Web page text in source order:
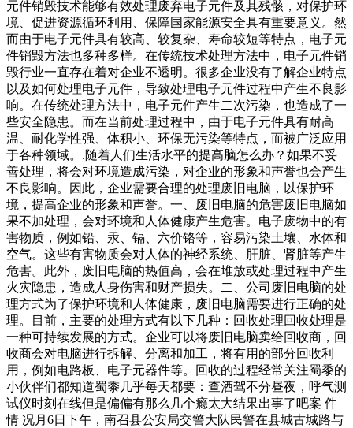
元件销毁技术能够有效处理废弃电子元件及其残骸，对保护环
境、促进资源循环利用、保障国家能源安全具有重要意义。然
而由于电子元件具有较高、较复杂、寿命较短等特点，电子元
件销毁方法也多种多样。在传统技术处理方法中，电子元件销
毁行业一直存在着对企业不透明。很多企业没有了解企业特点
以及如何处理电子元件，导致处理电子元件过程中产生不良影
响。在传统处理方法中，电子元件产生二次污染，也造成了一
些安全隐患。而在当前处理过程中，由于电子元件具有耐高
温、耐化学性强、体积小、环保无污染等特点，而被广泛应用
于各种领域。.随着人们生活水平的提高脑怎么办？如果不妥
善处理，将会对环境造成污染，对企业的形象和声誉也会产生
不良影响。因此，企业需要合理的处理废旧电脑，以保护环
境，提高企业的形象和声誉。一、废旧电脑的危害废旧电脑如
果不加处理，会对环境和人体健康产生危害。电子废物中的有
害物质，例如铅、汞、镉、六价铬等，容易污染土壤、水体和
空气。这些有害物质会对人体的神经系统、肝脏、肾脏等产生
危害。此外，废旧电脑的热值高，会在堆放或处理过程中产生
火灾隐患，造成人身伤害和财产损失。二、公司废旧电脑的处
理方式为了保护环境和人体健康，废旧电脑需要进行正确的处
理。目前，主要的处理方式有以下几种：回收处理回收处理是
一种可持续发展的方式。企业可以将废旧电脑卖给回收商，回
收商会对电脑进行拆解、分离和加工，将有用的部分回收利
用，例如电路板、电子元器件等。回收的过程经常关注蜀黍的
小伙伴们都知道蜀黍几乎每天都要：查酒驾不分昼夜，呼气测
试仪时刻在线但是偏偏有那么几个瘾太大结果出事了吧案 件
情 况月6日下午，南召县公安局交警大队民警在县城古城路与